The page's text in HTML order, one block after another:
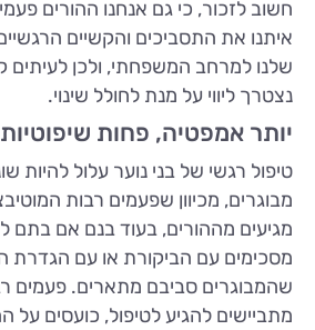
חשוב לזכור, כי גם אנחנו ההורים
איתנו את התסביכים והקשיים
שלנו למרחב המשפחתי, ולכן לעיתים
נצטרך ליווי על מנת לחולל שינוי.
יותר אמפטיה, פחות שיפוטיות
טיפול רגשי של בני נוער עלול להיות
מבוגרים, מכיוון שפעמים רבות
מגיעים מההורים, בעוד בנם אם בתם
מסכימים עם הביקורת או עם הגדרת
שהמבוגרים סביבם מתארים. פעמים
מתביישים להגיע לטיפול, כועסים על